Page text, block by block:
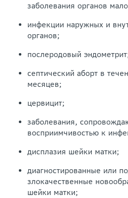
заболевания органов
инфекции наружных и
органов;
послеродовый
септический аборт в
месяцев;
цервицит;
заболевания,
восприимчивостью к
дисплазия шейки матки;
диагностированные или
злокачественные
шейки матки;